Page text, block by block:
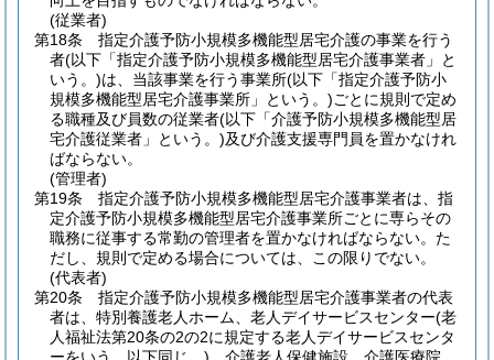
(従業者)
第18条
指定介護予防小規模多機能型居宅介護の事業を行う
者(以下「指定介護予防小規模多機能型居宅介護事業者」と
いう。)は、当該事業を行う事業所(以下「指定介護予防小
規模多機能型居宅介護事業所」という。)ごとに規則で定め
る職種及び員数の従業者(以下「介護予防小規模多機能型居
宅介護従業者」という。)及び介護支援専門員を置かなけれ
ばならない。
(管理者)
第19条
指定介護予防小規模多機能型居宅介護事業者は、指
定介護予防小規模多機能型居宅介護事業所ごとに専らその
職務に従事する常勤の管理者を置かなければならない。 た
だし、規則で定める場合については、この限りでない。
(代表者)
第20条
指定介護予防小規模多機能型居宅介護事業者の代表
者は、特別養護老人ホーム、老人デイサービスセンター(老
人福祉法第20条の2の2に規定する老人デイサービスセンタ